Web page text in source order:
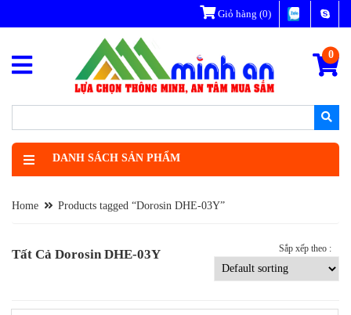
Giỏ hàng (0)
0
DANH SÁCH SẢN PHẨM
Home Products tagged “Dorosin DHE-03Y”
Tất Cả Dorosin DHE-03Y Sắp xếp theo :